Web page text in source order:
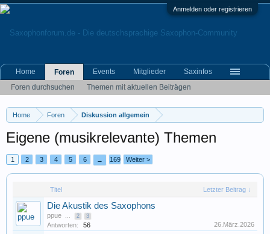
Anmelden oder registrieren
Home Foren Diskussion allgemein
Eigene (musikrelevante) Themen
1 2 3 4 5 6 → 169 Weiter >
Titel Letzter Beitrag ↓
Die Akustik des Saxophons
ppue ... 2 3
Antworten: 56 26.März.2026
Home
Foren
Foren durchsuchen
Themen mit aktuellen Beiträgen
Events Mitglieder Saxinfos